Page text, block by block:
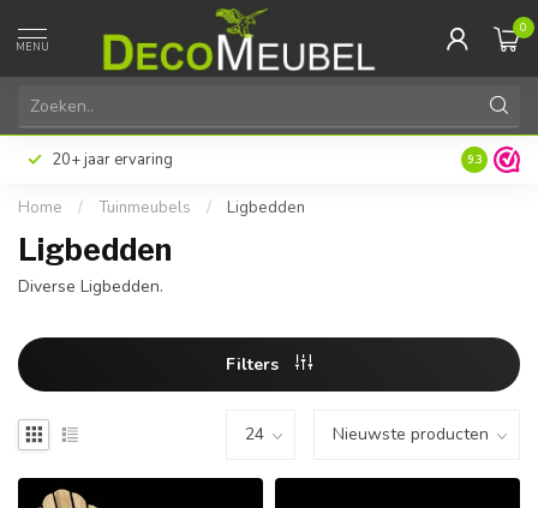
MENU
0
20+ jaar ervaring 9.3
Home / Tuinmeubels / Ligbedden
Ligbedden
Diverse Ligbedden.
Filters